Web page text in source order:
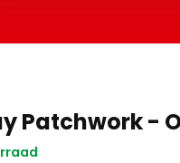
Patchwork -